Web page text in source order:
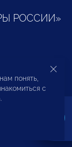
РОССИИ»
и
понять,
с
.